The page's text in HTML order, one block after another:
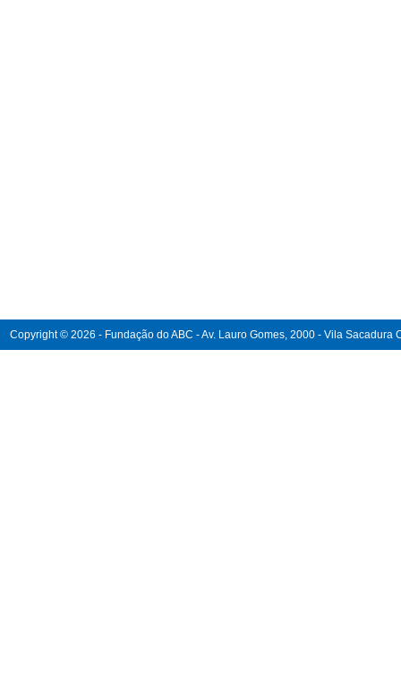
Copyright © 2026 - Fundação do ABC - Av. Lauro Gomes, 2000 - Vila